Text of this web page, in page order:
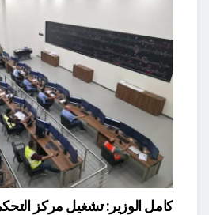
كامل الوزير: تشغيل مركز